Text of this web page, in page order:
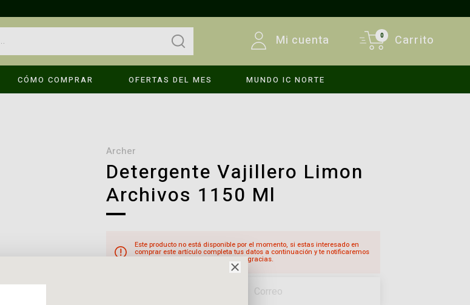
Busque utilizar sinónimos al término deseado.
Mi cuenta
INICIAR SESIÓN
0 Carrito
CÓMO COMPRAR OFERTAS DEL MES MUNDO IC NORTE
archer
Detergente Vajillero Limon
Archivos 1150 Ml
Este producto no está disponible por el momento, si estas interesado en
comprar este artículo completa tus datos a continuación y te notificaremos
cuando el producto esté disponible, gracias.